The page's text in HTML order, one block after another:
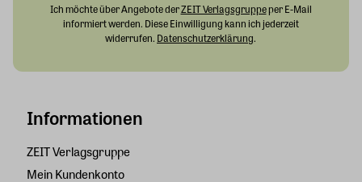
Informationen
ZEIT Verlagsgruppe
Mein Kundenkonto
Ich möchte über Angebote derZEIT Verlagsgruppeper E-Mail
informiert werden. Diese Einwilligung kann ich jederzeit
widerrufen. Datenschutzerklärung.